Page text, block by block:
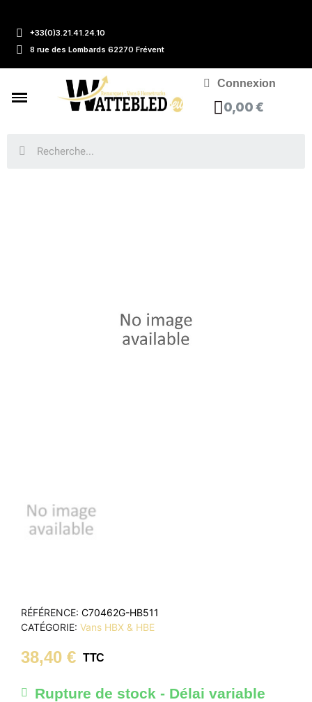
+33(0)3.21.41.24.10
8 rue des Lombards 62270 Frévent
Connexion
0,00 €
RÉFÉRENCE C70462G-HB511
CATÉGORIE Vans HBX & HBE
38,40 € TTC
Rupture de stock - Délai variable